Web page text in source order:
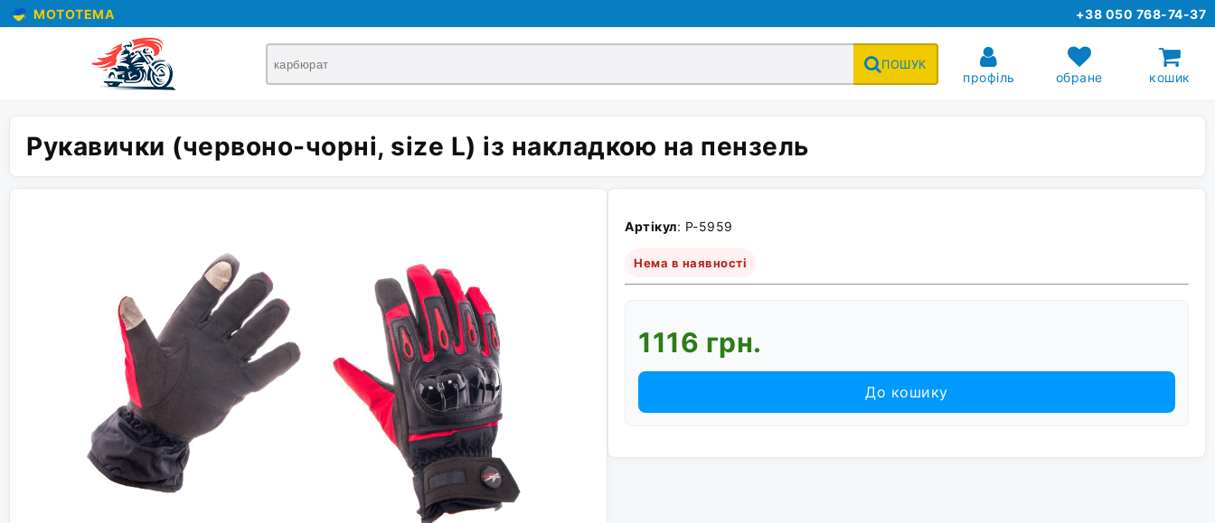
MOTOTEMA +38 050 768-74-37
ПОШУК
профіль обране кошик
Рукавички (червоно-чорні, size L) із накладкою на пензель
Артікул: P-5959
Нема в наявності
1116 грн.
До кошику